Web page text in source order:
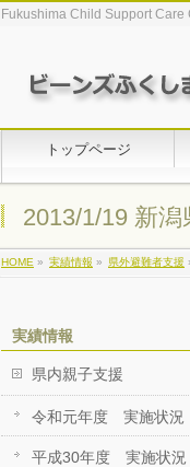
Fukushima Child Support Care
トップページ
2013/1/19 新
HOME » 実績情報 » 県外避難者支援
実績情報
県内親子支援
令和元年度 実施状況
平成30年度 実施状況